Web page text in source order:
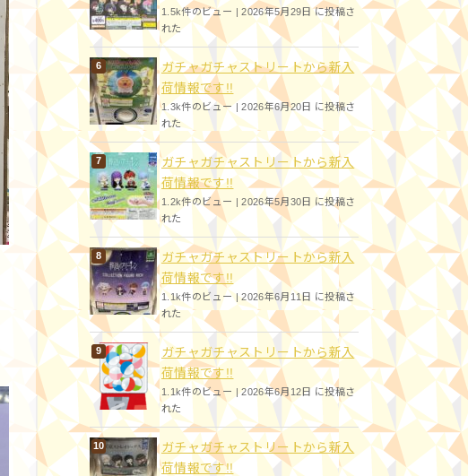
1.5k件のビュー |2026年5月29日 に投稿さ
れた
ガチャガチャストリートから新入
荷情報です!!
1.3k件のビュー|2026年6月20日 に投稿さ
れた
ガチャガチャストリートから新入
荷情報です!!
1.2k件のビュー |2026年5月30日 に投稿さ
れた
ガチャガチャストリートから新入
荷情報です!!
1.1k件のビュー|2026年6月11日 に投稿さ
れた
ガチャガチャストリートから新入
荷情報です!!
1.1k件のビュー |2026年6月12日 に投稿さ
れた
ガチャガチャストリートから新入
荷情報です!!